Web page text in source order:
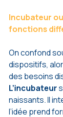
Incubateur
fonctions
On confond
dispositifs,
des besoins
L’incubateur
naissants. Il
l’idée prend